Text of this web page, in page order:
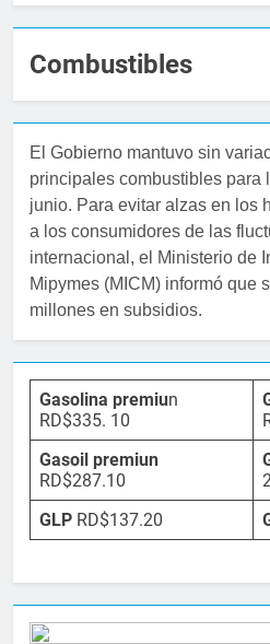
Combustibles
El Gobierno mantuvo sin
principales combustibles para
junio. Para evitar alzas en los
a los consumidores de las
internacional, el Ministerio de
Mipymes (MICM) informó que
millones en subsidios.
Gasolina premiun
RD$335. 10
Gasoil premiun
RD$287.10
GLP RD$137.20